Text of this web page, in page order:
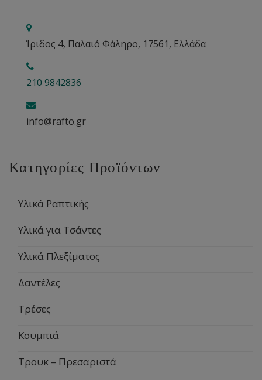
Ίριδος 4, Παλαιό Φάληρο, 17561, Ελλάδα
210 9842836
info@rafto.gr
Κατηγορίες Προϊόντων
Υλικά Ραπτικής
Υλικά για Τσάντες
Υλικά Πλεξίματος
Δαντέλες
Τρέσες
Κουμπιά
Τρουκ – Πρεσαριστά